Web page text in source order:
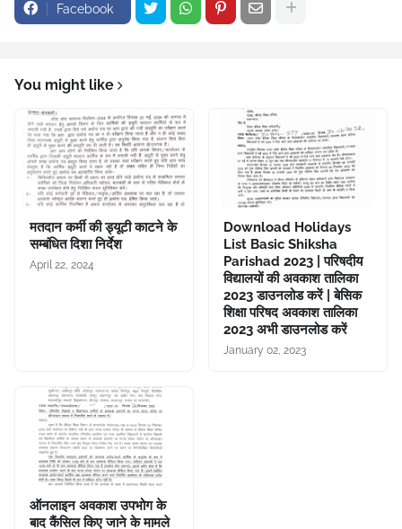
Facebook
You might like
मतदान कर्मी की ड्यूटी काटने के
सम्बंधित दिशा निर्देश
April 22, 2024
Download Holidays
List Basic Shiksha
Parishad 2023 | परिषदीय
विद्यालयों की अवकाश तालिका
2023 डाउनलोड करें | बेसिक
शिक्षा परिषद अवकाश तालिका
2023 अभी डाउनलोड करें
January 02, 2023
ऑनलाइन अवकाश उपभोग के
बाद कैंसिल किए जाने के मामले